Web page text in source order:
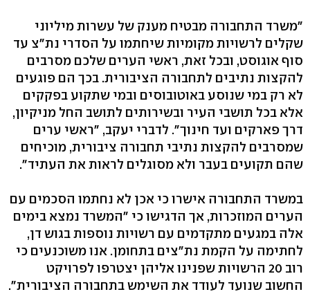
"משרד התחבורה מבטיח מענק של עשרות מיליוני
שקלים לרשויות מקומיות שיחתמו על הסדרי נת"צ עד
סוף אוגוסט, ובכל זאת, ראשי הערים שלכם מסרבים
להקצות נתיבים לתחבורה הציבורית. בכך הם פוגעים
לא רק במי שנוסע באוטובוסים ובמי שתקוע בפקקים
אלא בכל תושבי העיר ובשירותים לתושב החל מניקיון,
דרך פארקים ועד חינוך". לדברי יעקב, "ראשי ערים
שמסרבים להקצות נתיבי תחבורה ציבורית, מוכיחים
שהם תקועים בעבר ולא מסוגלים לראות את העתיד".
במשרד התחבורה אישרו כי אכן לא נחתמו הסכמים עם
הערים המוזכרות, אך הדגישו כי "המשרד נמצא בימים
אלה במגעים מתקדמים עם רשויות נוספות בגוש דן,
לחתימה על הקמת נת"צים בתחומן. אנו משוכנעים כי
רוב 20 הרשויות שפנינו אליהן יצטרפו לפרויקט
החשוב שנועד לעודד את השימש בתחבורה הציבורית".